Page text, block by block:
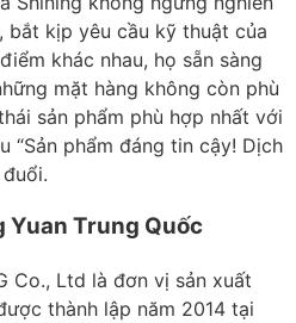
bắt kịp yêu cầu kỹ thuật của
khác nhau, họ sẵn sàng
mặt hàng không còn phù
sản phẩm phù hợp nhất với
“Sản phẩm đáng tin cậy! Dịch
Yuan Trung Quốc
Co., Ltd là đơn vị sản xuất
thành lập năm 2014 tại